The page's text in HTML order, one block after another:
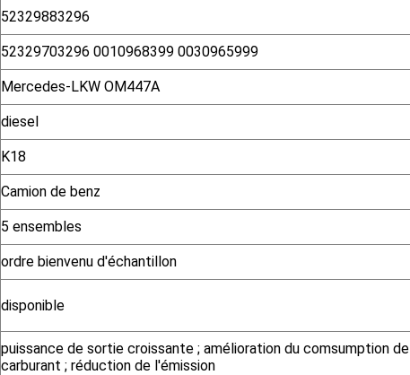
52329883296
52329703296 0010968399 0030965999
Mercedes-LKW OM447A
diesel
K18
Camion de benz
5 ensembles
ordre bienvenu d'échantillon
disponible
puissance de sortie croissante ; amélioration du comsumption de
carburant ; réduction de l'émission